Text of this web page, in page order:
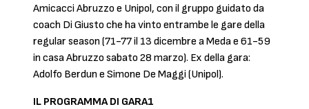
Amicacci Abruzzo e Unipol, con il gruppo guidato da
coach Di Giusto che ha vinto entrambe le gare della
regular season (71-77 il 13 dicembre a Meda e 61-59
in casa Abruzzo sabato 28 marzo). Ex della gara:
Adolfo Berdun e Simone De Maggi (Unipol).
IL PROGRAMMA DI GARA1